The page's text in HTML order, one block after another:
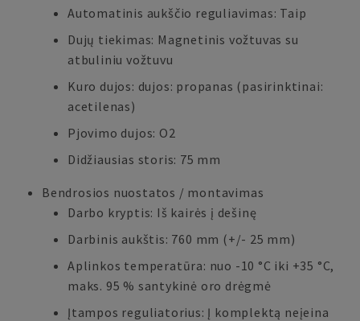
Automatinis aukščio reguliavimas: Taip
Dujų tiekimas: Magnetinis vožtuvas su
atbuliniu vožtuvu
Kuro dujos: dujos: propanas (pasirinktinai:
acetilenas)
Pjovimo dujos: O2
Didžiausias storis: 75 mm
Bendrosios nuostatos / montavimas
Darbo kryptis: Iš kairės į dešinę
Darbinis aukštis: 760 mm (+/- 25 mm)
Aplinkos temperatūra: nuo -10 °C iki +35 °C,
maks. 95 % santykinė oro drėgmė
Įtampos reguliatorius: Į komplektą neįeina